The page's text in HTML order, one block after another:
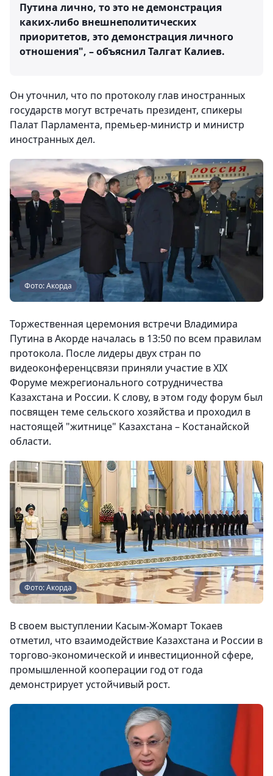
Путина лично, то это не демонстрация
каких-либо внешнеполитических
приоритетов, это демонстрация личного
отношения", – объяснил Талгат Калиев.
Он уточнил, что по протоколу глав иностранных
государств могут встречать президент, спикеры
Палат Парламента, премьер-министр и министр
иностранных дел.
Фото: Акорда
Торжественная церемония встречи Владимира
Путина в Акорде началась в 13:50 по всем правилам
протокола. После лидеры двух стран по
видеоконференцсвязи приняли участие в XIX
Форуме межрегионального сотрудничества
Казахстана и России. К слову, в этом году форум был
посвящен теме сельского хозяйства и проходил в
настоящей "житнице" Казахстана – Костанайской
области.
Фото: Акорда
В своем выступлении Касым-Жомарт Токаев
отметил, что взаимодействие Казахстана и России в
торгово-экономической и инвестиционной сфере,
промышленной кооперации год от года
демонстрирует устойчивый рост.